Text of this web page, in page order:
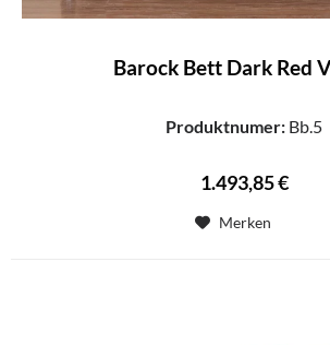
Barock Bett Dark Red
Produktnumer: Bb.5
1.493,85 €
Merken